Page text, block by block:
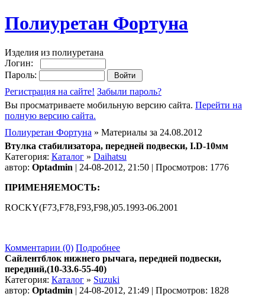
Полиуретан Фортуна
Изделия из полиуретана
Логин:
Пароль:
Регистрация на сайте! Забыли пароль?
Вы просматриваете мобильную версию сайта. Перейти на
полную версию сайта.
Полиуретан Фортуна » Материалы за 24.08.2012
Втулка стабилизатора, передней подвески, I.D-10мм
Категория: Каталог » Daihatsu
автор: Optadmin | 24-08-2012, 21:50 | Просмотров: 1776
ПРИМЕНЯЕМОСТЬ:
ROCKY(F73,F78,F93,F98,)05.1993-06.2001
Комментарии (0) Подробнее
Сайлентблок нижнего рычага, передней подвески,
передний,(10-33.6-55-40)
Категория: Каталог » Suzuki
автор: Optadmin | 24-08-2012, 21:49 | Просмотров: 1828